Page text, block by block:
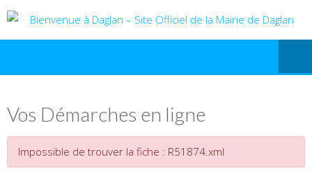
Vos Démarches en ligne
Impossible de trouver la fiche : R51874.xml